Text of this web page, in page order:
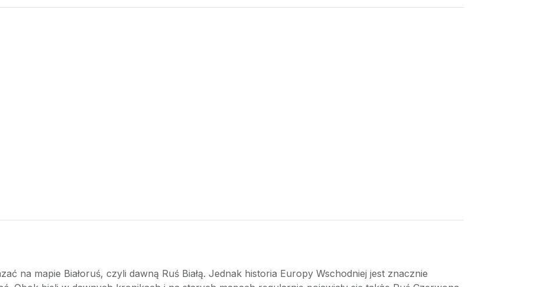
na mapie Białoruś, czyli dawną Ruś Białą. Jednak historia Europy Wschodniej jest znacznie